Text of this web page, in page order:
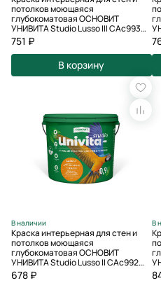
потолков моющаяся
глубокоматовая ОСНОВИТ
УНИВИТА Studio Lusso III САс993
СМ2 база С (0.9 л)
751 ₽
В корзину
В наличии
Краска интерьерная для стен и
потолков моющаяся
глубокоматовая ОСНОВИТ
УНИВИТА Studio Lusso II САс992
СМ3 база С (0.9 л)
678 ₽
В